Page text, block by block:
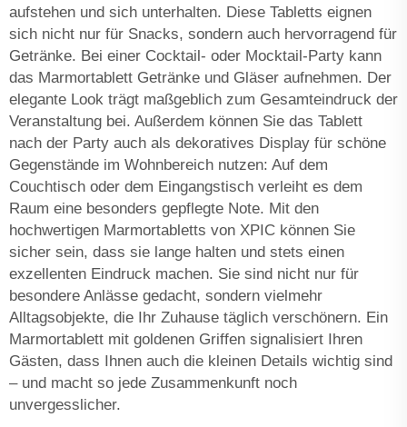
aufstehen und sich unterhalten. Diese Tabletts eignen
sich nicht nur für Snacks, sondern auch hervorragend für
Getränke. Bei einer Cocktail- oder Mocktail-Party kann
das Marmortablett Getränke und Gläser aufnehmen. Der
elegante Look trägt maßgeblich zum Gesamteindruck der
Veranstaltung bei. Außerdem können Sie das Tablett
nach der Party auch als dekoratives Display für schöne
Gegenstände im Wohnbereich nutzen: Auf dem
Couchtisch oder dem Eingangstisch verleiht es dem
Raum eine besonders gepflegte Note. Mit den
hochwertigen Marmortabletts von XPIC können Sie
sicher sein, dass sie lange halten und stets einen
exzellenten Eindruck machen. Sie sind nicht nur für
besondere Anlässe gedacht, sondern vielmehr
Alltagsobjekte, die Ihr Zuhause täglich verschönern. Ein
Marmortablett mit goldenen Griffen signalisiert Ihren
Gästen, dass Ihnen auch die kleinen Details wichtig sind
– und macht so jede Zusammenkunft noch
unvergesslicher.